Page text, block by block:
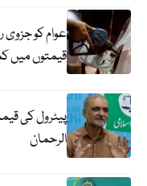
عوام کو جزوی
قیمتوں میں
الرحمان